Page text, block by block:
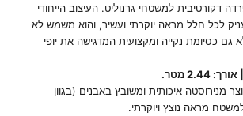
דקורטיבית למשטחי גרנוליט. העיצוב הייחודי
לכל חלל מראה יוקרתי ועשיר, והוא משמש לא
גם כסיומת נקייה ומקצועית המדגישה את יופי
מנירוסטה איכותית ומשובץ באבנים (בגוון
מראה נוצץ ויוקרתי.